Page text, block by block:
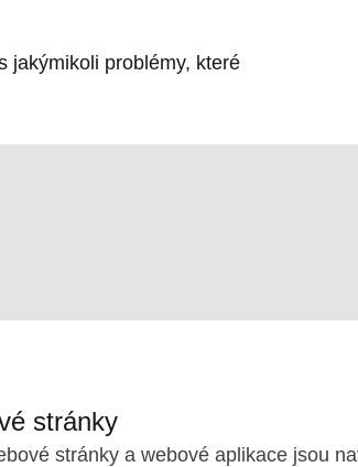
jakýmikoli problémy, které
stránky
stránky a webové aplikace jsou